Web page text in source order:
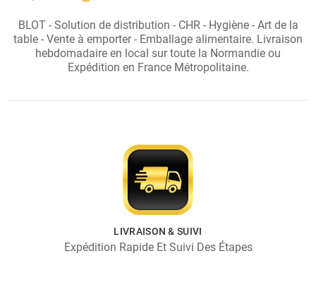
BLOT - Solution de distribution - CHR - Hygiène - Art de la
table - Vente à emporter - Emballage alimentaire. Livraison
hebdomadaire en local sur toute la Normandie ou
Expédition en France Métropolitaine.
LIVRAISON & SUIVI
Expédition Rapide Et Suivi Des Étapes